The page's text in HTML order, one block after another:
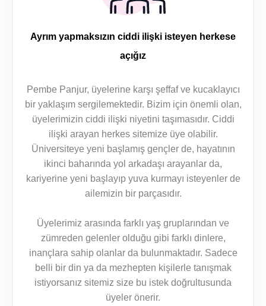
Ayrım yapmaksızın ciddi ilişki isteyen herkese
açığız
Pembe Panjur, üyelerine karşı şeffaf ve kucaklayıcı
bir yaklaşım sergilemektedir. Bizim için önemli olan,
üyelerimizin ciddi ilişki niyetini taşımasıdır. Ciddi
ilişki arayan herkes sitemize üye olabilir.
Üniversiteye yeni başlamış gençler de, hayatının
ikinci baharında yol arkadaşı arayanlar da,
kariyerine yeni başlayıp yuva kurmayı isteyenler de
ailemizin bir parçasıdır.
Üyelerimiz arasında farklı yaş gruplarından ve
zümreden gelenler olduğu gibi farklı dinlere,
inançlara sahip olanlar da bulunmaktadır. Sadece
belli bir din ya da mezhepten kişilerle tanışmak
istiyorsanız sitemiz size bu istek doğrultusunda